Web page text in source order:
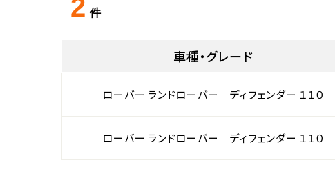
2 件
車種・グレード
ローバー ランドローバー ディフェンダー １１０
ローバー ランドローバー ディフェンダー １１０